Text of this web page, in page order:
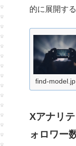
的に展開す
find-model.jp
Xアナリ
ォロワー